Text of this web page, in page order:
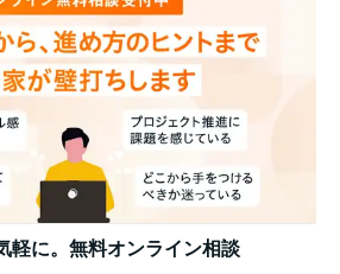
軽に。無料オンライン相談